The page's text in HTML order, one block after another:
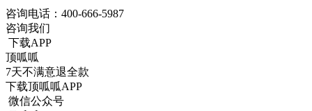
咨询电话： 400-666-5987
咨询我们
下载APP
顶呱呱
7天不满意退全款
下载顶呱呱APP
微信公众号